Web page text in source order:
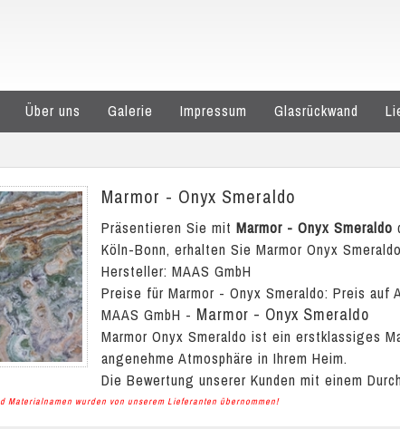
Über uns Galerie Impressum Glasrückwand
Marmor - Onyx Smeraldo
Präsentieren Sie mit Marmor - Onyx Smeraldo
Köln-Bonn, erhalten Sie Marmor Onyx
Hersteller: MAAS GmbH
Preise für Marmor - Onyx Smeraldo: Preis auf
MAAS GmbH - Marmor - Onyx Smeraldo
Marmor Onyx Smeraldo ist ein erstklassiges
angenehme Atmosphäre in Ihrem Heim.
Die Bewertung unserer Kunden mit einem
Materialnamen wurden von unserem Lieferanten übernommen!